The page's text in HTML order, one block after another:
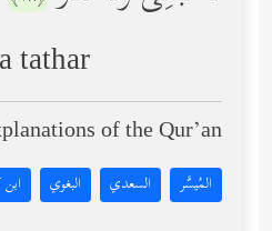
tathar
of the Qur’an:
المُيسَّر السعدي البغوي ابن